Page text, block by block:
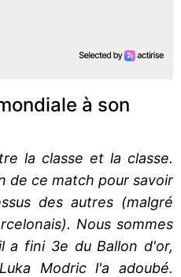
à son
la classe et la classe.
de ce match pour savoir
des autres (malgré
Nous sommes
a fini 3e du Ballon d'or,
Modric l'a adoubé.